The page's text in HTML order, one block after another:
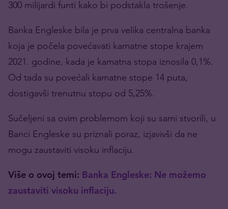
300 milijardi funti kako bi podstakla trošenje.
Banka Engleske bila je prva velika centralna banka
koja je počela povećavati kamatne stope krajem
2021. godine, kada je kamatna stopa iznosila 0,1%.
Od tada su povećali kamatne stope 14 puta,
dostigavši trenutnu stopu od 5,25%.
Sučeljeni sa ovim problemom koji su sami stvorili, u
Banci Engleske su priznali poraz, izjavivši da ne
mogu zaustaviti visoku inflaciju.
Više o ovoj temi: Banka Engleske: Ne možemo
zaustaviti visoku inflaciju.